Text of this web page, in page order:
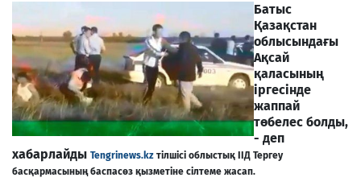
Батыс
Қазақстан
облысындағы
Ақсай
қаласының
іргесінде
жаппай
төбелес болды,
- деп
хабарлайды Tengrinews.kz тілшісі облыстық ІІД Тергеу
басқармасының баспасөз қызметіне сілтеме жасап.